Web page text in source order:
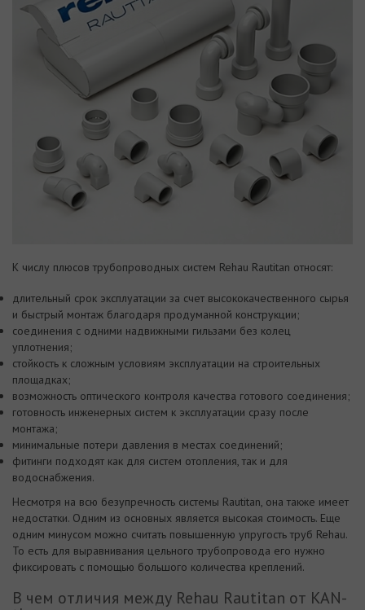
К числу плюсов трубопроводных систем Rehau Rautitan относят:
длительный срок эксплуатации за счет высококачественного сырья
и быстрый монтаж благодаря продуманной конструкции;
соединения с одними надвижными гильзами без колец
уплотнения;
стойкость к сложным условиям эксплуатации на строительных
площадках;
возможность оптического контроля качества готового соединения;
готовность инженерных систем к эксплуатации сразу после
монтажа;
минимальные потери давления в местах соединений;
фитинги подходят как для систем отопления, так и для
водоснабжения.
Несмотря на всю безупречность системы Rautitan, она также имеет
недостатки. Одним из основных является высокая стоимость. Еще
одним минусом можно считать повышенную упругость труб Rehau.
То есть для выравнивания цельного трубопровода его нужно
фиксировать с помощью большого количества креплений.
В чем отличия между Rehau Rautitan от KAN-